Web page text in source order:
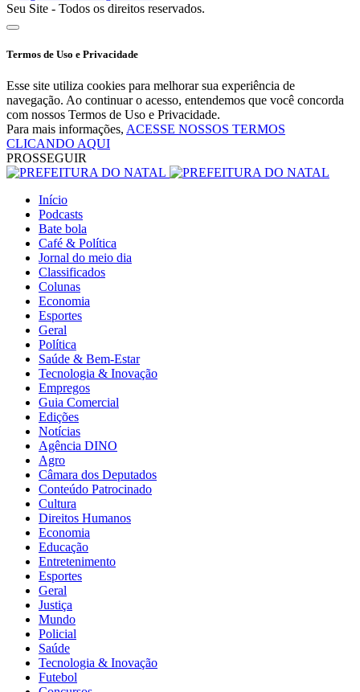
Seu Site - Todos os direitos reservados.
Termos de Uso e Privacidade
Esse site utiliza cookies para melhorar sua experiência de
navegação. Ao continuar o acesso, entendemos que você concorda
com nossos Termos de Uso e Privacidade.
Para mais informações, ACESSE NOSSOS TERMOS
CLICANDO AQUI
PROSSEGUIR
Início
Podcasts
Bate bola
Café & Política
Jornal do meio dia
Classificados
Colunas
Economia
Esportes
Geral
Política
Saúde & Bem-Estar
Tecnologia & Inovação
Empregos
Guia Comercial
Edições
Notícias
Agência DINO
Agro
Câmara dos Deputados
Conteúdo Patrocinado
Cultura
Direitos Humanos
Economia
Educação
Entretenimento
Esportes
Geral
Justiça
Mundo
Policial
Saúde
Tecnologia & Inovação
Futebol